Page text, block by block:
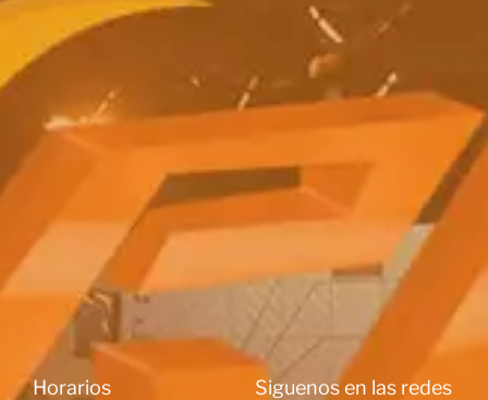
Horarios Siguenos en las redes